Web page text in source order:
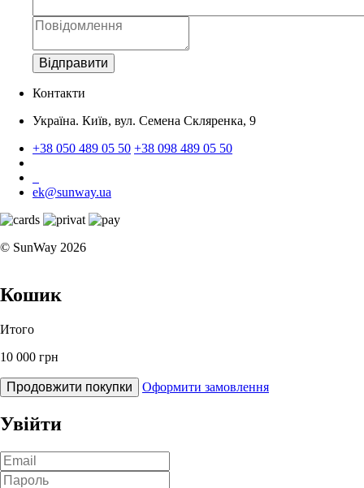
Відправити
Контакти
Україна. Київ, вул. Семена Скляренка, 9
+38 050 489 05 50 +38 098 489 05 50
ek@sunway.ua
© SunWay 2026
Кошик
Итого
10 000 грн
Продовжити покупки Оформити замовлення
Увійти